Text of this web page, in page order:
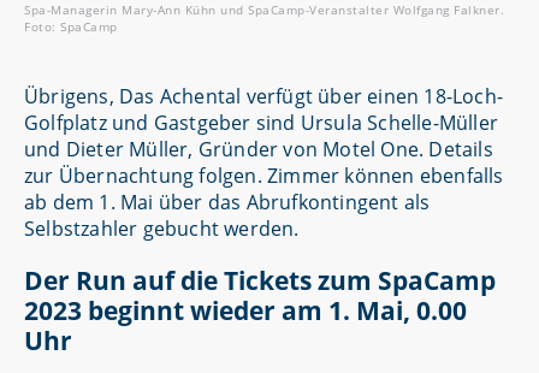
Spa-Managerin Mary-Ann Kühn und SpaCamp-Veranstalter Wolfgang Falkner.
Foto: SpaCamp
Übrigens, Das Achental verfügt über einen 18-Loch-
Golfplatz und Gastgeber sind Ursula Schelle-Müller
und Dieter Müller, Gründer von Motel One. Details
zur Übernachtung folgen. Zimmer können ebenfalls
ab dem 1. Mai über das Abrufkontingent als
Selbstzahler gebucht werden.
Der Run auf die Tickets zum SpaCamp
2023 beginnt wieder am 1. Mai, 0.00
Uhr